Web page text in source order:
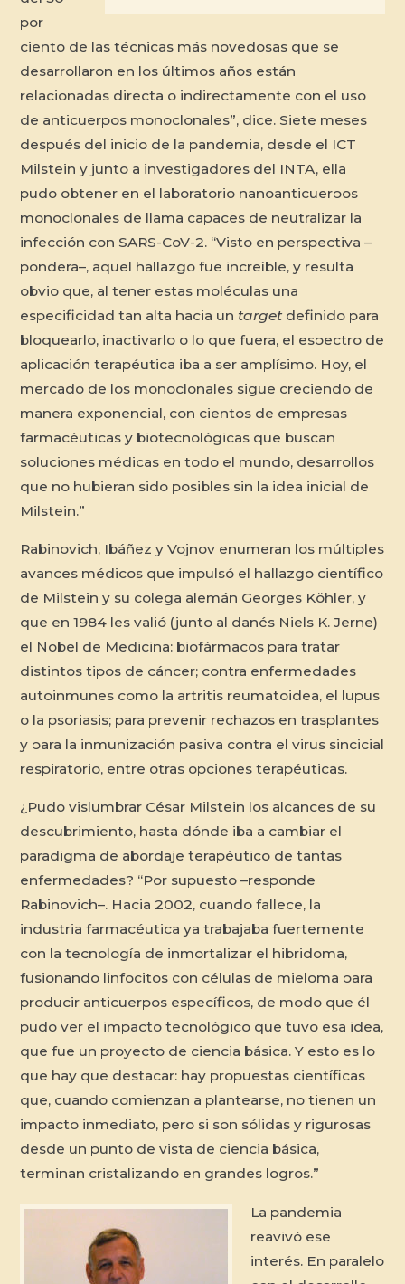
por
ciento de las técnicas más novedosas que se
desarrollaron en los últimos años están
relacionadas directa o indirectamente con el uso
de anticuerpos monoclonales”, dice. Siete meses
después del inicio de la pandemia, desde el ICT
Milstein y junto a investigadores del INTA, ella
pudo obtener en el laboratorio nanoanticuerpos
monoclonales de llama capaces de neutralizar la
infección con SARS-CoV-2. “Visto en perspectiva –
pondera–, aquel hallazgo fue increíble, y resulta
obvio que, al tener estas moléculas una
especificidad tan alta hacia un targetdefinido para
bloquearlo, inactivarlo o lo que fuera, el espectro de
aplicación terapéutica iba a ser amplísimo. Hoy, el
mercado de los monoclonales sigue creciendo de
manera exponencial, con cientos de empresas
farmacéuticas y biotecnológicas que buscan
soluciones médicas en todo el mundo, desarrollos
que no hubieran sido posibles sin la idea inicial de
Milstein.”
Rabinovich, Ibáñez y Vojnov enumeran los múltiples
avances médicos que impulsó el hallazgo científico
de Milstein y su colega alemán Georges Köhler, y
que en 1984 les valió (junto al danés Niels K. Jerne)
el Nobel de Medicina: biofármacos para tratar
distintos tipos de cáncer; contra enfermedades
autoinmunes como la artritis reumatoidea, el lupus
o la psoriasis; para prevenir rechazos en trasplantes
y para la inmunización pasiva contra el virus sincicial
respiratorio, entre otras opciones terapéuticas.
¿Pudo vislumbrar César Milstein los alcances de su
descubrimiento, hasta dónde iba a cambiar el
paradigma de abordaje terapéutico de tantas
enfermedades? “Por supuesto –responde
Rabinovich–. Hacia 2002, cuando fallece, la
industria farmacéutica ya trabajaba fuertemente
con la tecnología de inmortalizar el hibridoma,
fusionando linfocitos con células de mieloma para
producir anticuerpos específicos, de modo que él
pudo ver el impacto tecnológico que tuvo esa idea,
que fue un proyecto de ciencia básica. Y esto es lo
que hay que destacar: hay propuestas científicas
que, cuando comienzan a plantearse, no tienen un
impacto inmediato, pero si son sólidas y rigurosas
desde un punto de vista de ciencia básica,
terminan cristalizando en grandes logros.”
La pandemia
reavivó ese
interés. En paralelo